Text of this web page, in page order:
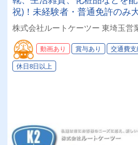
祝)！未経験者・普通免許のみ
取得時は50%費用補助制度も
与・勤続給・子ども手当など待
株式会社ルートケーツー 東埼玉営
動画あり 賞与あり 交通費支
休日8日以上